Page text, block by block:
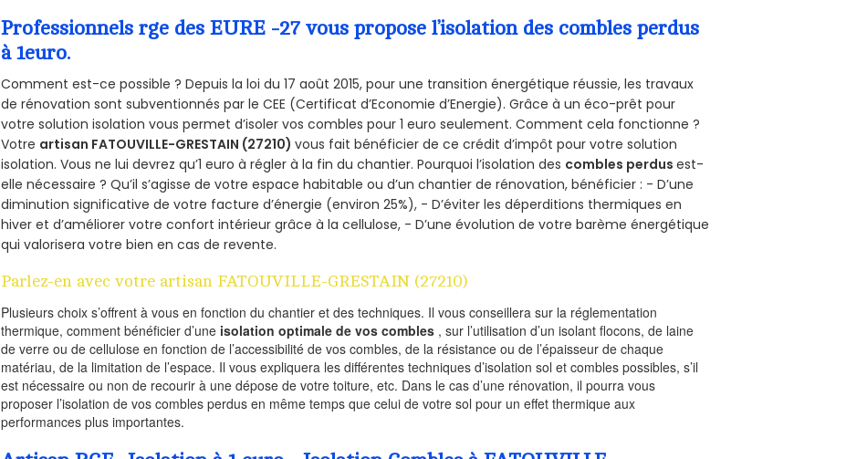
Professionnels rge des EURE -27 vous propose l’isolation des combles perdus
à 1euro.
Comment est-ce possible ? Depuis la loi du 17 août 2015, pour une transition énergétique réussie, les travaux
de rénovation sont subventionnés par le CEE (Certificat d’Economie d’Energie). Grâce à un éco-prêt pour
votre solution isolation vous permet d’isoler vos combles pour 1 euro seulement. Comment cela fonctionne ?
Votre artisan FATOUVILLE-GRESTAIN (27210)vous fait bénéficier de ce crédit d’impôt pour votre solution
isolation. Vous ne lui devrez qu’1 euro à régler à la fin du chantier. Pourquoi l’isolation des combles perdusest-
elle nécessaire ? Qu’il s’agisse de votre espace habitable ou d’un chantier de rénovation, bénéficier : - D’une
diminution significative de votre facture d’énergie (environ 25%), - D’éviter les déperditions thermiques en
hiver et d’améliorer votre confort intérieur grâce à la cellulose, - D’une évolution de votre barème énergétique
qui valorisera votre bien en cas de revente.
Parlez-en avec votre artisan FATOUVILLE-GRESTAIN (27210)
Plusieurs choix s’offrent à vous en fonction du chantier et des techniques. Il vous conseillera sur la réglementation
thermique, comment bénéficier d’une isolation optimale de vos combles , sur l’utilisation d’un isolant flocons, de laine
de verre ou de cellulose en fonction de l’accessibilité de vos combles, de la résistance ou de l’épaisseur de chaque
matériau, de la limitation de l’espace. Il vous expliquera les différentes techniques d’isolation sol et combles possibles, s’il
est nécessaire ou non de recourir à une dépose de votre toiture, etc. Dans le cas d’une rénovation, il pourra vous
proposer l’isolation de vos combles perdus en même temps que celui de votre sol pour un effet thermique aux
performances plus importantes.